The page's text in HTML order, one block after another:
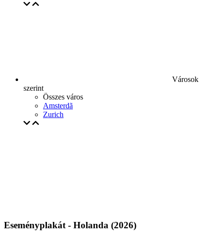
Városok
szerint
Összes város
Amsterdã
Zurich
Eseményplakát - Holanda (2026)